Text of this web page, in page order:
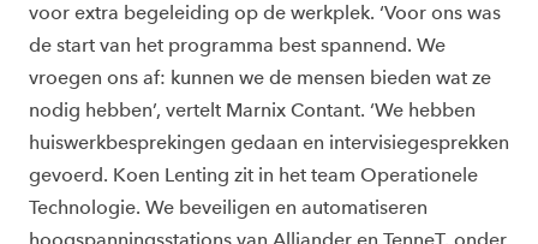
voor extra begeleiding op de werkplek. ‘Voor ons was
de start van het programma best spannend. We
vroegen ons af: kunnen we de mensen bieden wat ze
nodig hebben’, vertelt Marnix Contant. ‘We hebben
huiswerkbesprekingen gedaan en intervisiegesprekken
gevoerd. Koen Lenting zit in het team Operationele
Technologie. We beveiligen en automatiseren